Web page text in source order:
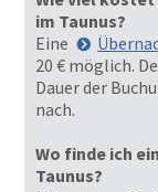
im Taunus?
Eine
20 € möglich.
Dauer der
nach.
Wo finde ich
Taunus?